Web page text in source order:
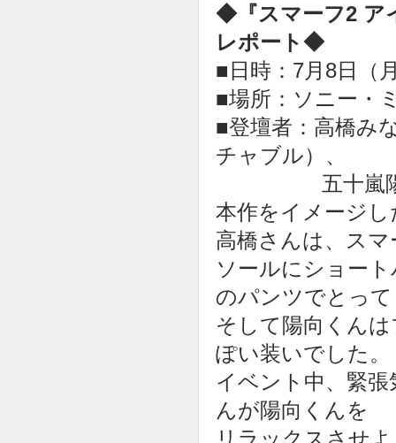
◆『スマーフ2 ア
レポート◆
■日時：7月8日（
■場所：ソニー・
■登壇者：高橋み
チャブル）、
五十嵐陽
本作をイメージ
高橋さんは、ス
ソールにショー
のパンツでとっ
そして陽向くん
ぽい装いでした。
イベント中、緊
んが陽向くんを
リラックスさせ